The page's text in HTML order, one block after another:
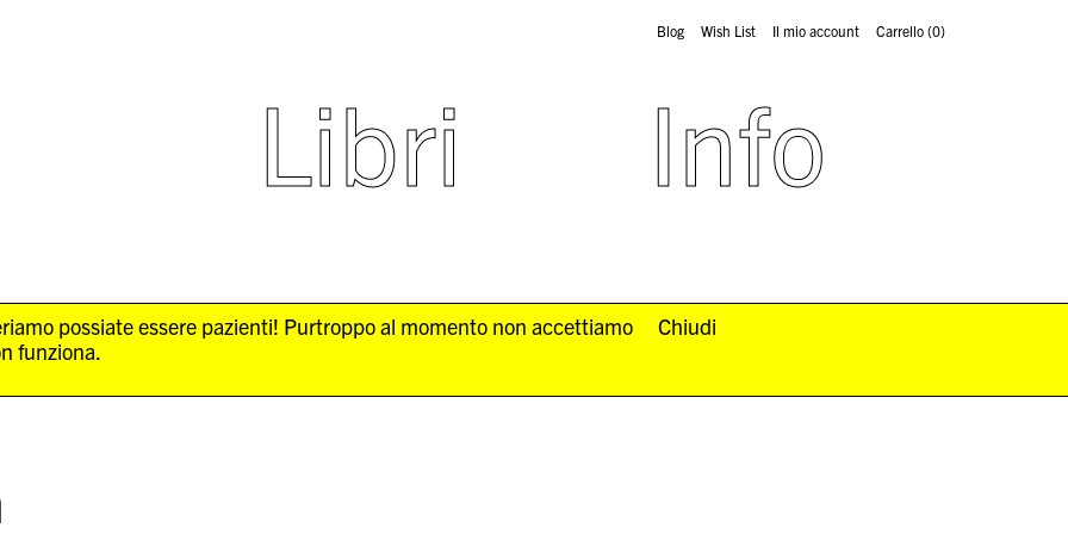
Libri Info
Blog Wish List Il mio account Carrello(0)
possiate essere pazienti! Purtroppo al momento non accettiamo
funziona.
Chiudi